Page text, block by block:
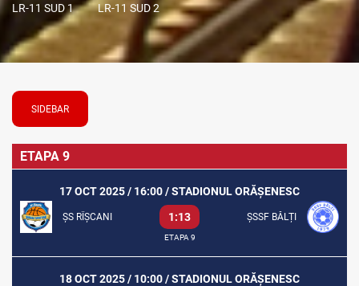
LR-11 SUD 1 LR-11 SUD 2
SIDEBAR
ETAPA 9
17 OCT 2025 / 16:00 / STADIONUL ORĂȘENESC
ȘS RÎȘCANI 1:13 ȘSSF BĂLȚI
ETAPA 9
18 OCT 2025 / 10:00 / STADIONUL ORĂȘENESC